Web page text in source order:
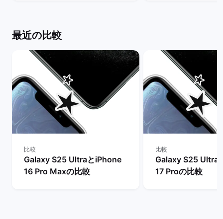
最近の比較
比較
Galaxy S25 UltraとiPhone
16 Pro Maxの比較
比較
Galaxy S25 Ultra
17 Proの比較